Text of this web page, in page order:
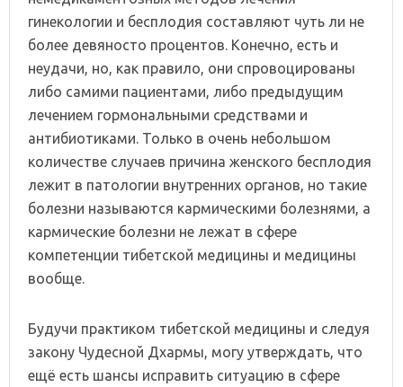
гинекологии и бесплодия составляют чуть ли не
более девяносто процентов. Конечно, есть и
неудачи, но, как правило, они спровоцированы
либо самими пациентами, либо предыдущим
лечением гормональными средствами и
антибиотиками. Только в очень небольшом
количестве случаев причина женского бесплодия
лежит в патологии внутренних органов, но такие
болезни называются кармическими болезнями, а
кармические болезни не лежат в сфере
компетенции тибетской медицины и медицины
вообще.
Будучи практиком тибетской медицины и следуя
закону Чудесной Дхармы, могу утверждать, что
ещё есть шансы исправить ситуацию в сфере